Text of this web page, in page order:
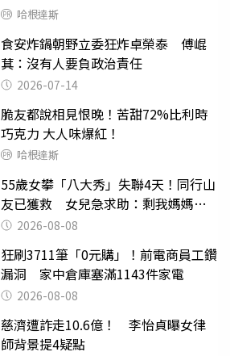
哈根達斯
食安炸鍋朝野立委狂炸卓榮泰 傅崐
萁：沒有人要負政治責任
2026-07-14
脆友都說相見恨晚！苦甜72%比利時
巧克力 大人味爆紅！
哈根達斯
55歲女攀「八大秀」失聯4天！同行山
友已獲救 女兒急求助：剩我媽媽還
沒找到
2026-08-08
狂刷3711筆「0元購」！前電商員工鑽
漏洞 家中倉庫塞滿1143件家電
2026-08-08
慈濟遭詐走10.6億！ 李怡貞曝女律
師背景提4疑點